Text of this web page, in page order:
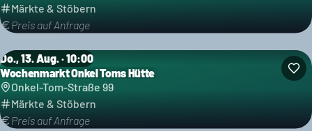
Märkte & Stöbern
Preis auf Anfrage
Do., 13. Aug. · 10:00
Wochenmarkt Onkel Toms Hütte
Onkel-Tom-Straße 99
Märkte & Stöbern
Preis auf Anfrage